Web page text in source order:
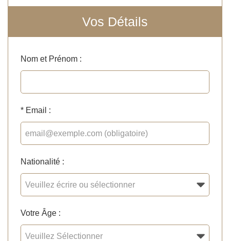
Vos Détails
Nom et Prénom :
* Email :
Nationalité :
Votre Âge :